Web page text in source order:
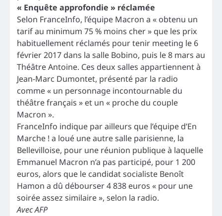
« Enquête approfondie » réclamée
Selon FranceInfo, l’équipe Macron a « obtenu un
tarif au minimum 75 % moins cher » que les prix
habituellement réclamés pour tenir meeting le 6
février 2017 dans la salle Bobino, puis le 8 mars au
Théâtre Antoine. Ces deux salles appartiennent à
Jean-Marc Dumontet, présenté par la radio
comme « un personnage incontournable du
théâtre français » et un « proche du couple
Macron ».
FranceInfo indique par ailleurs que l’équipe d’En
Marche ! a loué une autre salle parisienne, la
Bellevilloise, pour une réunion publique à laquelle
Emmanuel Macron n’a pas participé, pour 1 200
euros, alors que le candidat socialiste Benoît
Hamon a dû débourser 4 838 euros « pour une
soirée assez similaire », selon la radio.
Avec AFP